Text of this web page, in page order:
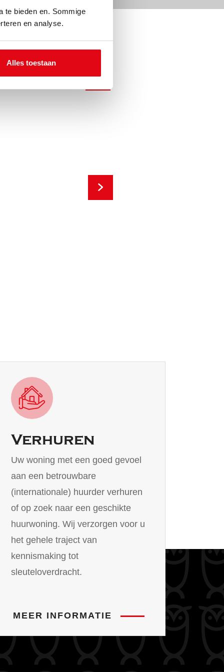
te bieden en. Sommige
en analyse.
Alles toestaan
Verhuren
Uw woning met een goed gevoel
aan een betrouwbare
(internationale) huurder verhuren
of op zoek naar een geschikte
huurwoning. Wij verzorgen voor u
het gehele traject van
kennismaking tot
sleuteloverdracht.
MEER INFORMATIE